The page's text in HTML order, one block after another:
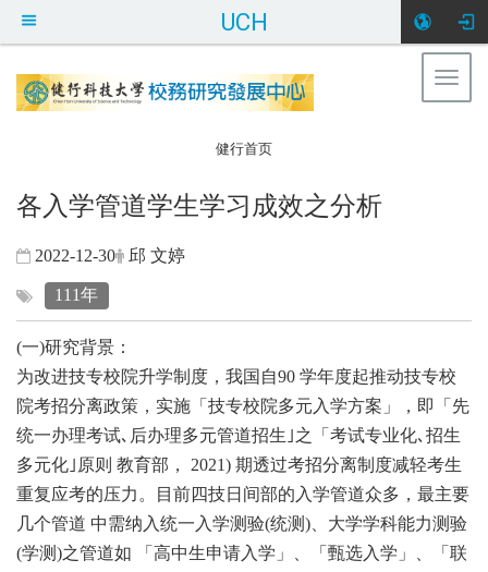
UCH
健行科大校务研
健行首页
各入学管道学生学习成效之分析
2022-12-30 邱 文婷
111年
(一)研究背景：
为改进技专校院升学制度，我国自90 学年度起推动技专校
院考招分离政策，实施「技专校院多元入学方案」，即「先
统一办理考试､后办理多元管道招生｣之「考试专业化､招生
多元化｣原则 教育部， 2021) 期透过考招分离制度减轻考生
重复应考的压力。目前四技日间部的入学管道众多，最主要
几个管道 中需纳入统一入学测验(统测)、大学学科能力测验
(学测)之管道如 「高中生申请入学」、「甄选入学」、「联